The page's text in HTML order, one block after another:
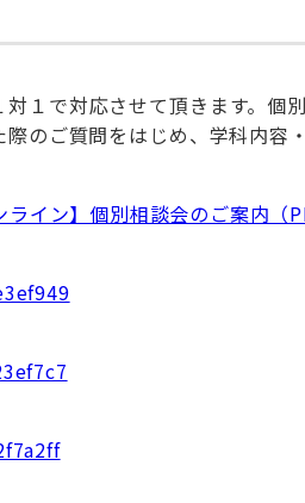
１で対応させて頂きます。個
のご質問をはじめ、学科内容
ライン】個別相談会のご案内（